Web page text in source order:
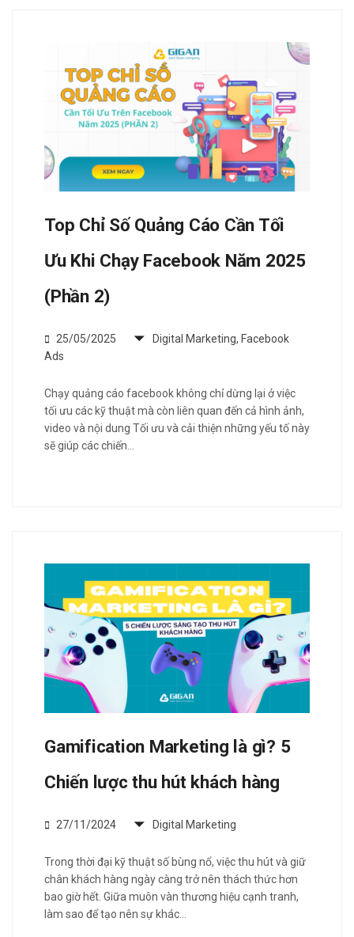
Top Chỉ Số Quảng Cáo Cần Tối
Ưu Khi Chạy Facebook Năm 2025
(Phần 2)
25/05/2025 Digital Marketing, Facebook
Ads
Chạy quảng cáo facebook không chỉ dừng lại ở việc
tối ưu các kỹ thuật mà còn liên quan đến cả hình ảnh,
video và nội dung Tối ưu và cải thiện những yếu tố này
sẽ giúp các chiến…
Gamification Marketing là gì? 5
Chiến lược thu hút khách hàng
27/11/2024 Digital Marketing
Trong thời đại kỹ thuật số bùng nổ, việc thu hút và giữ
chân khách hàng ngày càng trở nên thách thức hơn
bao giờ hết. Giữa muôn vàn thương hiệu cạnh tranh,
làm sao để tạo nên sự khác…